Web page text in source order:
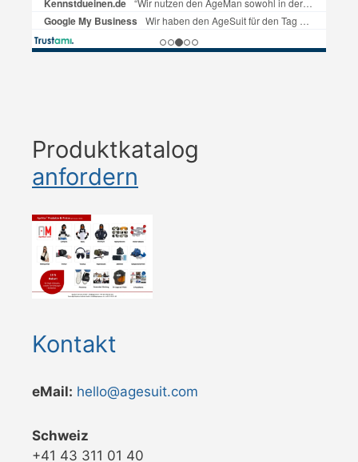
Produktkatalog
anfordern
Kontakt
eMail: hello@agesuit.com
Schweiz
+41 43 311 01 40